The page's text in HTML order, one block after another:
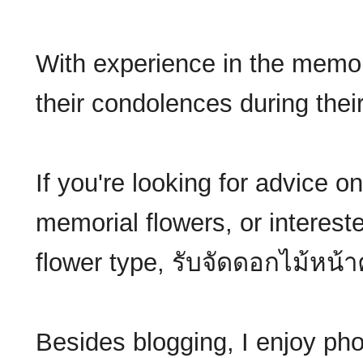
With experience in the
their condolences during
If you're looking for advice
memorial flowers, or
flower type, รับจัดดอกไม้หน้า
Besides blogging, I enjoy